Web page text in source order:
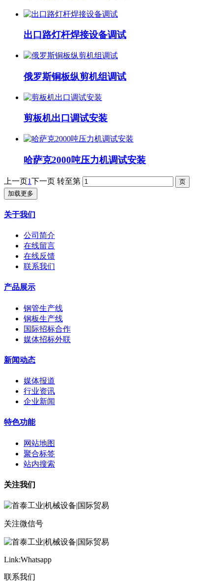
出口路灯杆焊接设备调试
俄罗斯铜板纵剪机组调试
剪板机出口调试安装
哈萨克2000吨压力机调试安装
上一页1下一页 转至第
加载更多
关于我们
公司简介
在线留言
在线反馈
联系我们
产品展示
钢管生产线
钢板生产线
国际招标合作
媒体招标外联
新闻动态
媒体报道
行业资讯
企业新闻
特色功能
网站地图
聚合标签
站内搜索
关注我们
关注微信号
Link:Whatsapp
联系我们